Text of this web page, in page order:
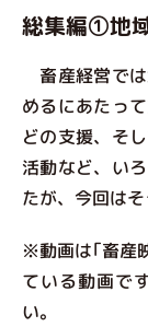
総集編①地
畜産経営で
めるにあたっ
どの支援、そ
活動など、い
たが、今回は
※動画は｢畜産
ている動画で
い。